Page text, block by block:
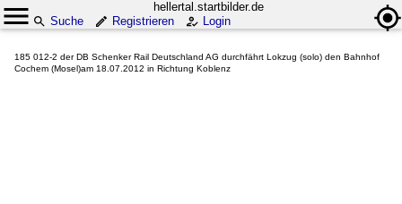
hellertal.startbilder.de
Suche
Registrieren Login
185 012-2 der DB Schenker Rail Deutschland AG durchfährt Lokzug (solo) den Bahnhof
Cochem (Mosel)am 18.07.2012 in Richtung Koblenz